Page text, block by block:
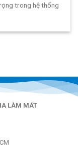
trong hệ thống
LÀM MÁT